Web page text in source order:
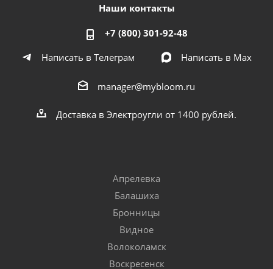
Наши контакты
+7 (800) 301-92-48
Написать в Телеграм
Написать в Мах
manager@mybloom.ru
Доставка в Электроугли от 1400 рублей.
Апрелевка
Балашиха
Бронницы
Видное
Волоколамск
Воскресенск